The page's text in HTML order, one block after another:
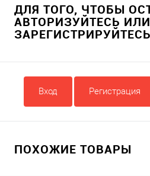
ДЛЯ ТОГО, ЧТОБЫ
АВТОРИЗУЙТЕСЬ ИЛИ
ЗАРЕГИСТРИРУЙТЕСЬ
Вход Регистрация
ПОХОЖИЕ ТОВАРЫ